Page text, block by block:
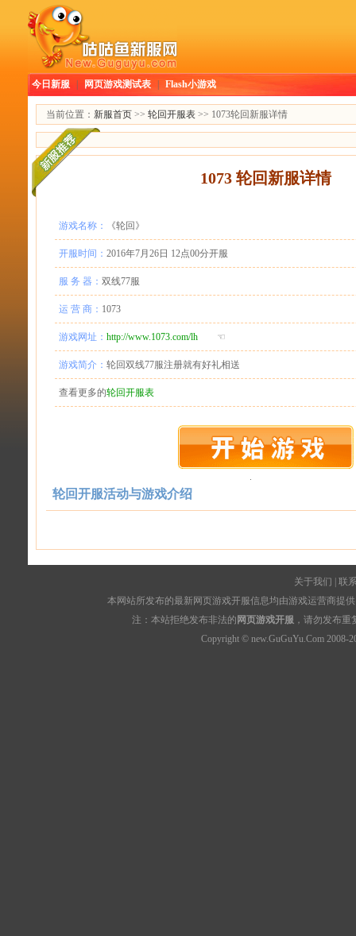
今日新服 网页游戏测试表 Flash小游戏
当前位置： 新服首页 >> 轮回开服表 >> 1073轮回新服详情
1073 轮回新服详情
游戏名称： 《轮回》
开服时间： 2016年7月26日 12点00分开服
服 务 器： 双线77服
运 营 商： 1073
游戏网址： http://www.1073.com/lh ☜
游戏简介： 轮回双线77服注册就有好礼相送
查看更多的轮回开服表
轮回开服活动与游戏介绍
关于我们
联
本网站所发布的最新网页游戏开服信息均由游戏运营商提
注：本站拒绝发布非法的 网页游戏开服 ，请勿发布重
Copyright © new.GuGuYu.Com 2008-